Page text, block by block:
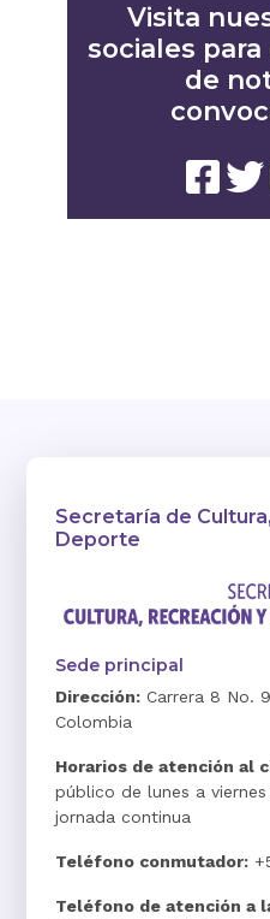
Visita
sociales
de
Secretaría de
Deporte
Sede principal
Dirección: Carrera 8 No.
Colombia
Horarios de atención al
público de lunes a
jornada continua
Teléfono conmutador:
Teléfono de atención a